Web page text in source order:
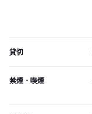
貸切
禁煙・喫煙